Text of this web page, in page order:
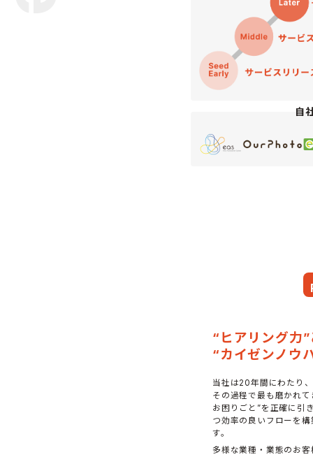
自
“ヒアリング力”
“カイゼンノウ
当社は20年間にわたり
その過程で最も磨かれ
お困りごと”を正確に引
つ効率の良いフローを
す。
多様な業種・業態のお